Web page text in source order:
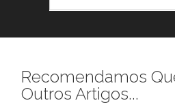
Recomendamos
Outros Artigos...